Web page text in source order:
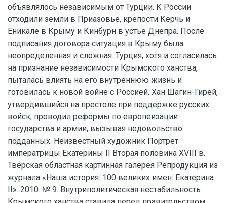
объявлялось независимым от Турции. К России
отходили земли в Приазовье, крепости Керчь и
Еникале в Крыму и Кинбурн в устье Днепра. После
подписания договора ситуация в Крыму была
неопределенная и сложная. Турция, хотя и согласилась
на признание независимости Крымского ханства,
пыталась влиять на его внутреннюю жизнь и
готовилась к новой войне с Россией. Хан Шагин-Гирей,
утвердившийся на престоле при поддержке русских
войск, проводил реформы по европеизации
государства и армии, вызывая недовольство
подданных. Неизвестный художник Портрет
императрицы Екатерины II Вторая половина XVIII в.
Тверская областная картинная галерея Репродукция из
журнала «Наша история. 100 великих имен. Екатерина
II». 2010. № 9. Внутриполитическая нестабильность